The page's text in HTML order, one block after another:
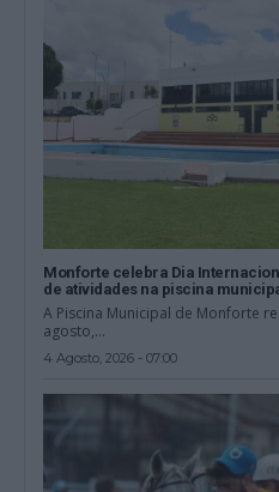
Monforte celebra Dia
de atividades na piscina
A Piscina Municipal de Monforte
agosto,...
4 Agosto, 2026 - 07:00